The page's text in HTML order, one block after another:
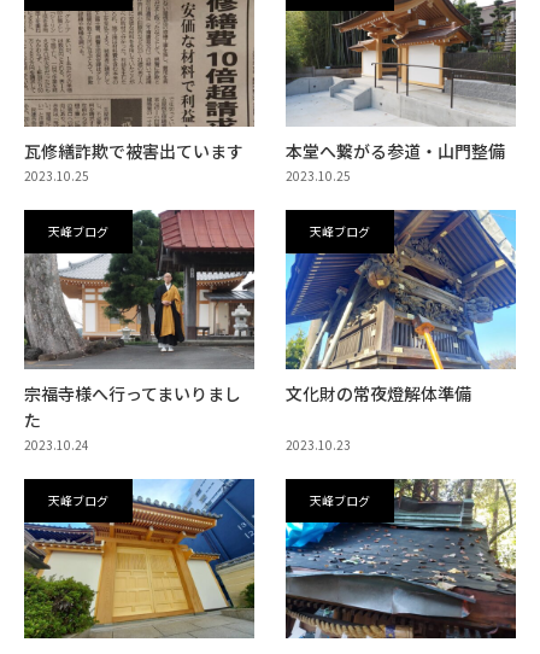
瓦修繕詐欺で被害出ています
2023.10.25
本堂へ繋がる参道・山門整備
2023.10.25
天峰ブログ
宗福寺様へ行ってまいりまし
た
2023.10.24
天峰ブログ
文化財の常夜燈解体準備
2023.10.23
天峰ブログ 天峰ブログ